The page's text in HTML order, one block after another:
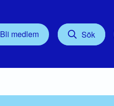
Bli medlem Sök
Kontakt